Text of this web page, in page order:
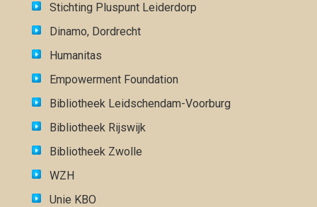
Stichting Pluspunt Leiderdorp
Dinamo, Dordrecht
Humanitas
Empowerment Foundation
Bibliotheek Leidschendam-Voorburg
Bibliotheek Rijswijk
Bibliotheek Zwolle
WZH
Unie KBO